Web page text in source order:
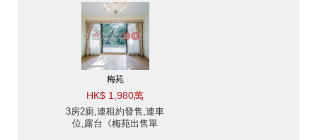
梅苑
HK$ 1,980萬
3房2廁,連租約發售,連車
位,露台《梅苑出售單